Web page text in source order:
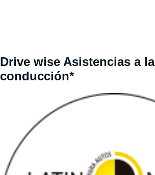
Drive wise Asistencias a la
conducción*